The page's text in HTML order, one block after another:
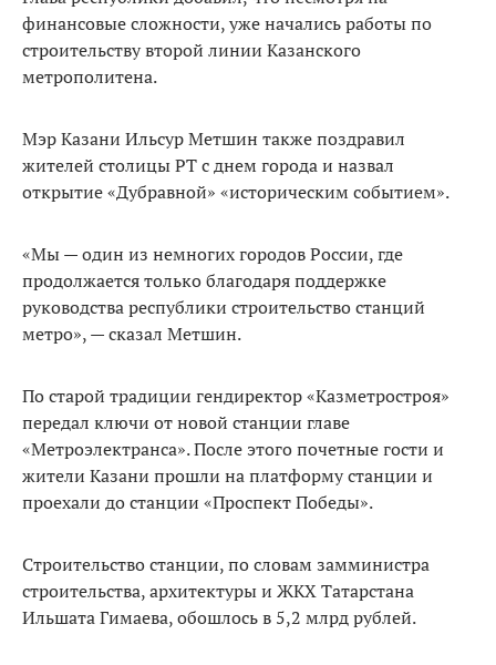
финансовые сложности, уже начались работы по
строительству второй линии Казанского
метрополитена.
Мэр Казани Ильсур Метшин также поздравил
жителей столицы РТ с днем города и назвал
открытие «Дубравной» «историческим событием».
«Мы — один из немногих городов России, где
продолжается только благодаря поддержке
руководства республики строительство станций
метро», — сказал Метшин.
По старой традиции гендиректор «Казметростроя»
передал ключи от новой станции главе
«Метроэлектранса». После этого почетные гости и
жители Казани прошли на платформу станции и
проехали до станции «Проспект Победы».
Строительство станции, по словам замминистра
строительства, архитектуры и ЖКХ Татарстана
Ильшата Гимаева, обошлось в 5,2 млрд рублей.